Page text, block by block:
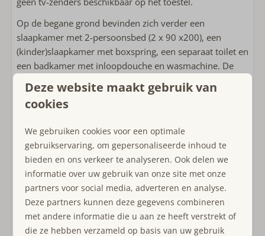
Handdoeken inbegrepen
Badkamer op begane grond
Inloopdouche
Föhn
Apart toilet
Slaapkamer(s)
Éénpersoonsbed: 6
Bedlinnen inbegrepen
Tweepersoonsbed: 1
Airconditioning op slaapkamer(s)
Slaapkamer(s) op begane grond
Geschikt voor kinderen
Kindvriendelijk
Speelfaciliteiten op het park
Op de begane grond bevinden zich verder een
slaapkamer met 2-persoonsbed (2 x 90 x200), een
(kinder)slaapkamer met boxspring, een separaat toilet en
een badkamer met inloopdouche en wasmachine. De
volledige begane grond is voorzien van
vloerverwarmingin combinatie met een ultramoderne
warmtepomp.
Via de trap naar boven komt u op de eerste verdieping
met 4 ruime slaapkamers en eentweede badkamer
met inloopdouche en toilet. Alle slaapkamers op de
eerste verdieping hebben een eigen thema en kunnen
verwarmd of gekoeldworden door middel van
airconditioning. Zo bevatten 2 slaapkamers dubbele
boxspringbedden (90x200), garant voor rustgevende
nachten. De vijfde en zesde slaapkamer bevatten beide
Deze website maakt gebruik van
cookies
We gebruiken cookies voor een optimale
gebruikservaring, om gepersonaliseerde inhoud te
bieden en ons verkeer te analyseren. Ook delen we
informatie over uw gebruik van onze site met onze
partners voor social media, adverteren en analyse.
Deze partners kunnen deze gegevens combineren
met andere informatie die u aan ze heeft verstrekt of
die ze hebben verzameld op basis van uw gebruik